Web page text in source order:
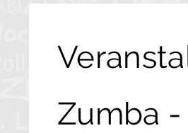
Zumba -